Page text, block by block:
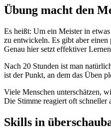
Übung macht den
Es heißt: Um ein Meister in
zu entwickeln. Es gibt aber
Genau hier setzt effektiver
Nach 20 Stunden ist man
ist der Punkt, an dem das Üben
Viele Menschen unterschätzen,
Die Stimme reagiert oft schneller
Skills in